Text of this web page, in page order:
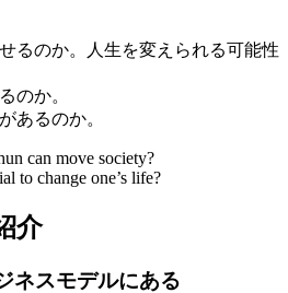
のか。
あるのか。
can move society?
to change one’s life?
介
ネスモデルにある